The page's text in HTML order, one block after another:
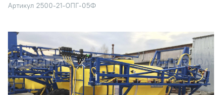
Артикул 2500-21-ОПГ-05Ф